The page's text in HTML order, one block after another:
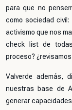
para que no
como sociedad
activismo que nos
check list de
proceso?
Valverde además,
nuestras base de
generar